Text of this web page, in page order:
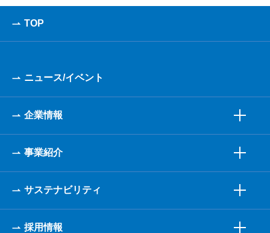
TOP
ニュース/イベント
企業情報
事業紹介
サステナビリティ
採用情報